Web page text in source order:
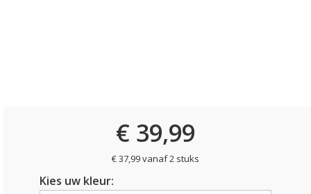
€ 39,99
€ 37,99 vanaf 2 stuks
Kies uw kleur: